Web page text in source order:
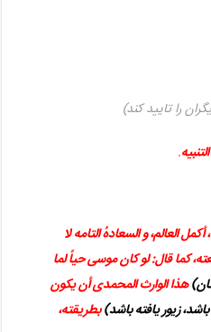
را تایید کند)
.
العالم، و السعادهُ التامه لا
کما قال: لو کان موسى حیاً لما
هذا الوارث المحمدی أن یکون
زیور یافته باشد)بطریقته،